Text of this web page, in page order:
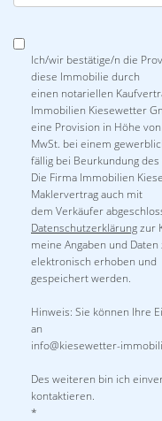
Ich/wir bestätige/n die
diese Immobilie durch
einen notariellen
Immobilien Kiesewetter
eine Provision in Höhe
MwSt. bei einem
fällig bei Beurkundung
Die Firma Immobilien
Maklervertrag auch mit
dem Verkäufer
Datenschutzerklärungzur
meine Angaben und
elektronisch erhoben und
gespeichert werden.
Hinweis: Sie können Ihre
an
info@kiesewetter-
Des weiteren bin ich
kontaktieren.
*